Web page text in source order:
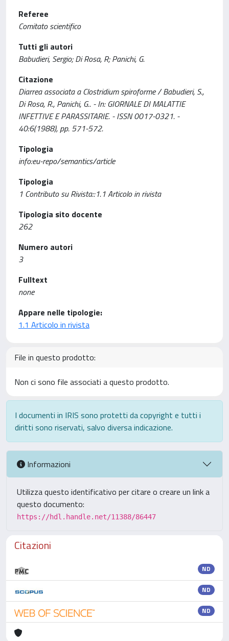
Referee
Comitato scientifico
Tutti gli autori
Babudieri, Sergio; Di Rosa, R; Panichi, G.
Citazione
Diarrea associata a Clostridium spiroforme / Babudieri, S.,
Di Rosa, R., Panichi, G.. - In: GIORNALE DI MALATTIE
INFETTIVE E PARASSITARIE. - ISSN 0017-0321. -
40:6(1988), pp. 571-572.
Tipologia
info:eu-repo/semantics/article
Tipologia
1 Contributo su Rivista::1.1 Articolo in rivista
Tipologia sito docente
262
Numero autori
3
Fulltext
none
Appare nelle tipologie:
1.1 Articolo in rivista
File in questo prodotto:
Non ci sono file associati a questo prodotto.
I documenti in IRIS sono protetti da copyright e tutti i
diritti sono riservati, salvo diversa indicazione.
Informazioni
Utilizza questo identificativo per citare o creare un link a
questo documento:
https://hdl.handle.net/11388/86447
Citazioni
ND
ND
ND